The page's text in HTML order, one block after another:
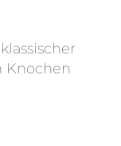
Knochen